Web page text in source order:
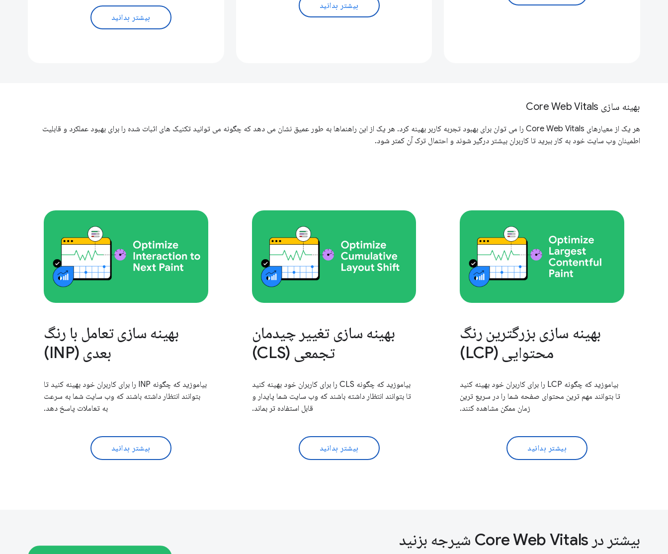
بیشتر بدانید
بیشتر بدانید
بهینه سازی Core Web Vitals
هر یک از معیارهای Core Web Vitals را می توان برای بهبود تجربه کاربر بهینه کرد. هر یک از این راهنماها به طور عمیق نشان می دهد که چگونه می توانید تکنیک های اثبات شده را برای بهبود عملکرد و قابلیت
اطمینان وب سایت خود به کار ببرید تا کاربران بیشتر درگیر شوند و احتمال ترک آن کمتر شود.
بهینه سازی بزرگترین رنگ
محتوایی (LCP)
بیاموزید که چگونه LCP را برای کاربران خود بهینه کنید
تا بتوانند مهم ترین محتوای صفحه شما را در سریع ترین
زمان ممکن مشاهده کنند.
بیشتر بدانید
بهینه سازی تغییر چیدمان
تجمعی (CLS)
بیاموزید که چگونه CLS را برای کاربران خود بهینه کنید
تا بتوانند انتظار داشته باشند که وب سایت شما پایدار و
قابل استفاده تر بماند.
بیشتر بدانید
بهینه سازی تعامل با رنگ
بعدی (INP)
بیاموزید که چگونه INP را برای کاربران خود بهینه کنید تا
بتوانند انتظار داشته باشند که وب سایت شما به سرعت
به تعاملات پاسخ دهد.
بیشتر بدانید
بیشتر در Core Web Vitals شیرجه بزنید